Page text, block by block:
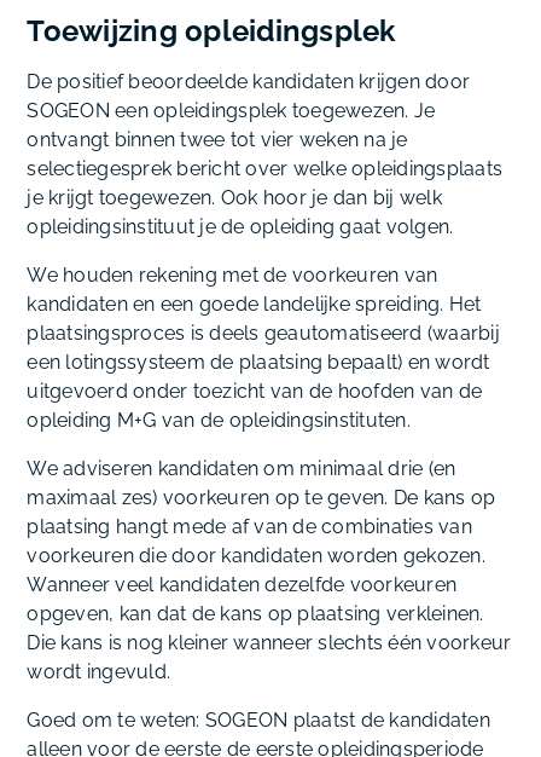
Toewijzing opleidingsplek
De positief beoordeelde kandidaten krijgen door
SOGEON een opleidingsplek toegewezen. Je
ontvangt binnen twee tot vier weken na je
selectiegesprek bericht over welke opleidingsplaats
je krijgt toegewezen. Ook hoor je dan bij welk
opleidingsinstituut je de opleiding gaat volgen.
We houden rekening met de voorkeuren van
kandidaten en een goede landelijke spreiding. Het
plaatsingsproces is deels geautomatiseerd (waarbij
een lotingssysteem de plaatsing bepaalt) en wordt
uitgevoerd onder toezicht van de hoofden van de
opleiding M+G van de opleidingsinstituten.
We adviseren kandidaten om minimaal drie (en
maximaal zes) voorkeuren op te geven. De kans op
plaatsing hangt mede af van de combinaties van
voorkeuren die door kandidaten worden gekozen.
Wanneer veel kandidaten dezelfde voorkeuren
opgeven, kan dat de kans op plaatsing verkleinen.
Die kans is nog kleiner wanneer slechts één voorkeur
wordt ingevuld.
Goed om te weten: SOGEON plaatst de kandidaten
alleen voor de eerste de eerste opleidingsperiode